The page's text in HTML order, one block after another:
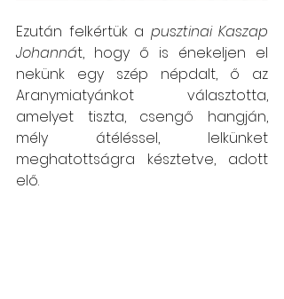
Ezután felkértük a pusztinai Kaszap
Johannát, hogy ő is énekeljen el
nekünk egy szép népdalt, ő az
Aranymiatyánkot választotta,
amelyet tiszta, csengő hangján,
mély átéléssel, lelkünket
meghatottságra késztetve, adott
elő.